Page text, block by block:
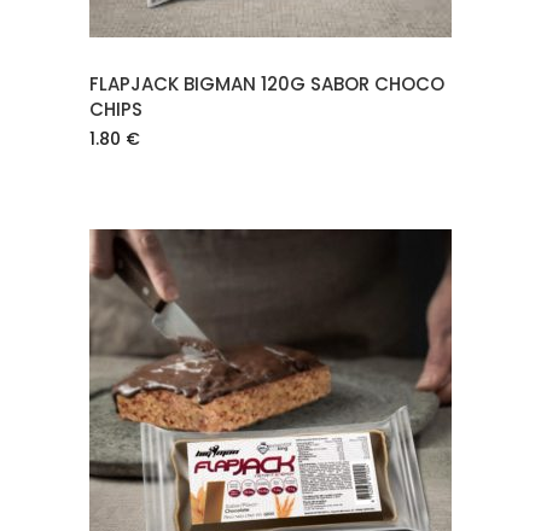
FLAPJACK BIGMAN 120G SABOR CHOCO
CHIPS
1.80 €
AÑADIR AL CARRITO